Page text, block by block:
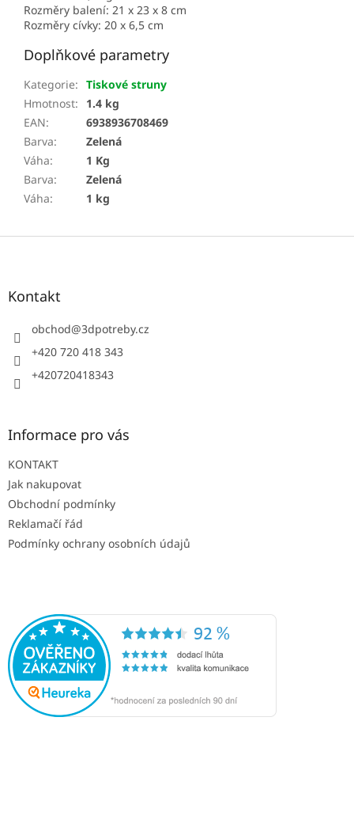
Rozměry balení: 21 x 23 x 8 cm
Rozměry cívky: 20 x 6,5 cm
Doplňkové parametry
Kategorie: Tiskové struny
Hmotnost:
1.4 kg
EAN:
6938936708469
Barva:
Zelená
Váha:
1 Kg
Barva:
Zelená
Váha: 1 kg
Z
Kontakt
obchod@3dpotreby.cz
+420 720 418 343
+420720418343
Informace pro vás
KONTAKT
Jak nakupovat
Obchodní podmínky
Reklamačí řád
Podmínky ochrany osobních údajů